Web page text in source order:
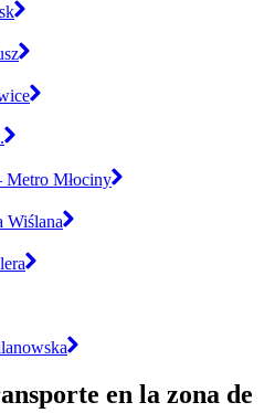
Metro Młociny
Wiślana
en la zona de